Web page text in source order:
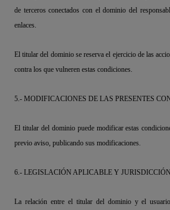
de terceros conectados con el dominio del
enlaces.
El titular del dominio se reserva el ejercicio de las
contra los que vulneren estas condiciones.
5.- MODIFICACIONES DE LAS PRESENTES
El titular del dominio puede modificar estas
previo aviso, publicando sus modificaciones.
6.- LEGISLACIÓN APLICABLE Y JURISDICCIÓN
La relación entre el titular del dominio y el